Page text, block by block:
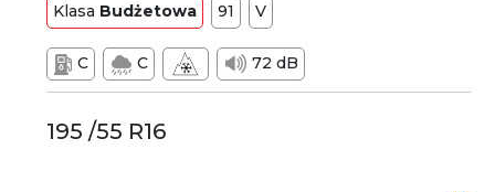
Klasa Budżetowa 91 V
C C 72 dB
195 /55 R16